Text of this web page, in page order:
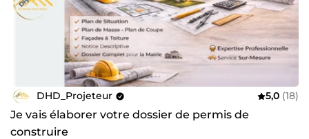
DHD_Projeteur 5,0 (18)
Je vais élaborer votre dossier de permis de
construire